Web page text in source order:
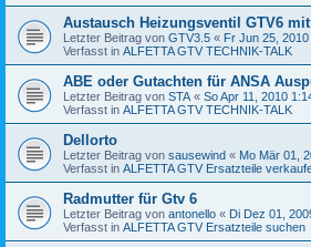
Austausch Heizungsventil GTV6
Letzter Beitrag von GTV3.5 « Fr Jun 25,
Verfasst in ALFETTA GTV TECHNIK-TALK
ABE oder Gutachten für ANSA
Letzter Beitrag von STA « So Apr 11, 2010
Verfasst in ALFETTA GTV TECHNIK-TALK
Dellorto
Letzter Beitrag von sausewind « Mo Mär 01,
Verfasst in ALFETTA GTV Ersatzteile
Radmutter für Gtv 6
Letzter Beitrag von antonello « Di Dez 01,
Verfasst in ALFETTA GTV Ersatzteile suchen